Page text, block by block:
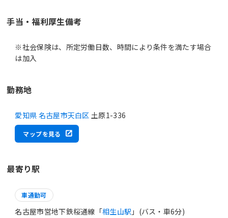
手当・福利厚生備考
※社会保険は、所定労働日数、時間により条件を満たす場合
は加入
勤務地
愛知県 名古屋市天白区 土原1-336
マップを見る
最寄り駅
車通勤可
名古屋市営地下鉄桜通線「相生山駅 」(バス・車6分)